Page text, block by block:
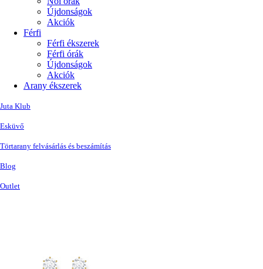
Újdonságok
Akciók
Férfi
Férfi ékszerek
Férfi órák
Újdonságok
Akciók
Arany ékszerek
Juta Klub
Esküvő
Törtarany felvásárlás és beszámítás
Blog
Outlet